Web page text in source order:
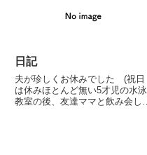
日記
夫が珍しくお休みでした (祝日
は休みほとんど無い5才児の水泳
教室の後、友達ママと飲み会して